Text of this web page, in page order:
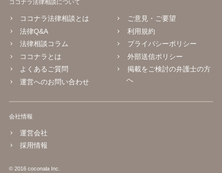
ココナラ法律相談について
ココナラ法律相談とは
法律Q&A
法律相談コラム
ココナラとは
よくあるご質問
運営へのお問い合わせ
ご意見・ご要望
利用規約
プライバシーポリシー
外部送信ポリシー
掲載をご検討の弁護士の方
へ
会社情報
運営会社
採用情報
© 2016 coconala Inc.